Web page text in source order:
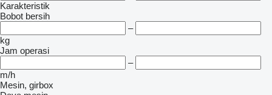
Karakteristik
Bobot bersih
–
kg
Jam operasi
–
m/h
Mesin, girbox